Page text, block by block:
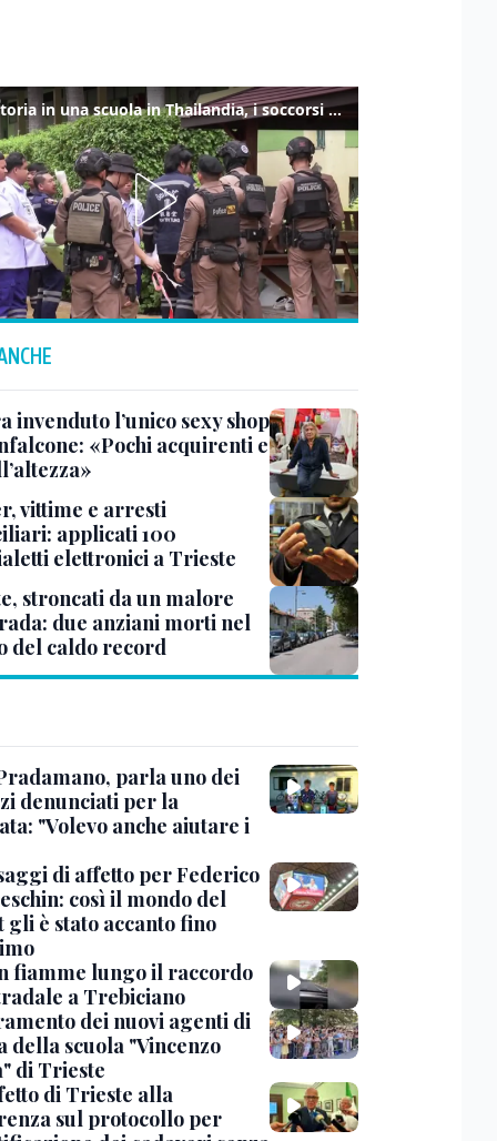
Sparatoria in una scuola in Thailandia, i soccorsi sul posto
invenduto l’unico sexy shop
«Pochi acquirenti e
vittime e arresti
applicati 100
elettronici a Trieste
stroncati da un malore
due anziani morti nel
del caldo record
parla uno dei
denunciati per la
"Volevo anche aiutare i
di affetto per Federico
così il mondo del
gli è stato accanto fino
fiamme lungo il raccordo
a Trebiciano
dei nuovi agenti di
della scuola "Vincenzo
di Trieste
di Trieste alla
sul protocollo per